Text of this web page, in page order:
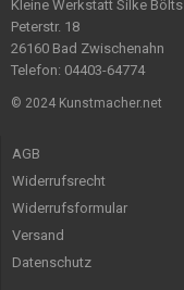
Kleine Werkstatt Silke Bölts
Peterstr. 18
26160 Bad Zwischenahn
Telefon: 04403-64774
© 2024 Kunstmacher.net
AGB
Widerrufsrecht
Widerrufsformular
Versand
Datenschutz